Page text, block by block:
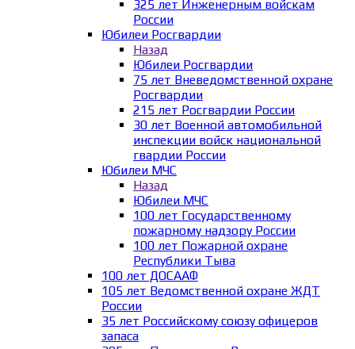
325 лет Инженерным войскам
России
Юбилеи Росгвардии
Назад
Юбилеи Росгвардии
75 лет Вневедомственной охране
Росгвардии
215 лет Росгвардии России
30 лет Военной автомобильной
инспекции войск национальной
гвардии России
Юбилеи МЧС
Назад
Юбилеи МЧС
100 лет Государственному
пожарному надзору России
100 лет Пожарной охране
Республики Тыва
100 лет ДОСААФ
105 лет Ведомственной охране ЖДТ
России
35 лет Российскому союзу офицеров
запаса